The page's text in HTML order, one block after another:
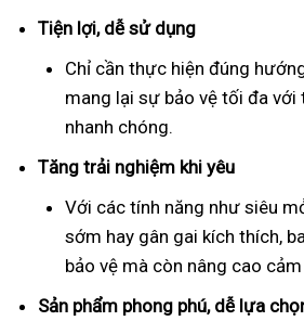
Tiện lợi, dễ sử dụng
Chỉ cần thực hiện đúng
mang lại sự bảo vệ tối đa với
nhanh chóng.
Tăng trải nghiệm khi yêu
Với các tính năng như siêu
sớm hay gân gai kích thích,
bảo vệ mà còn nâng cao
Sản phẩm phong phú, dễ lựa